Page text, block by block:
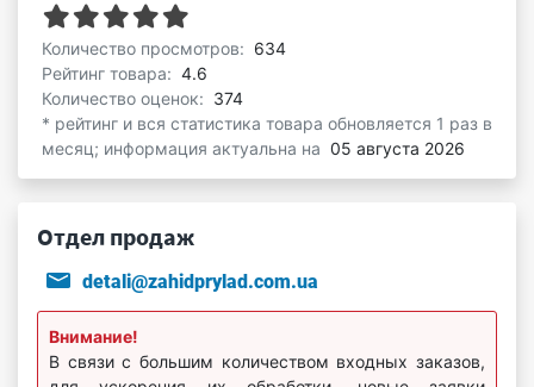
Количество просмотров: 634
Рейтинг товара: 4.6
Количество оценок: 374
* рейтинг и вся статистика товара обновляется 1 раз в
месяц; информация актуальна на 05 августа 2026
Отдел продаж
detali@zahidprylad.com.ua
Внимание!
В связи с большим количеством входных заказов,